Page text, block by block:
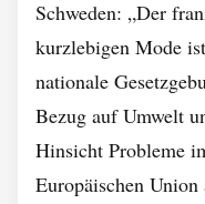
Schweden: „Der
kurzlebigen Mode
nationale
Bezug auf Umwelt
Hinsicht Probleme
Europäischen